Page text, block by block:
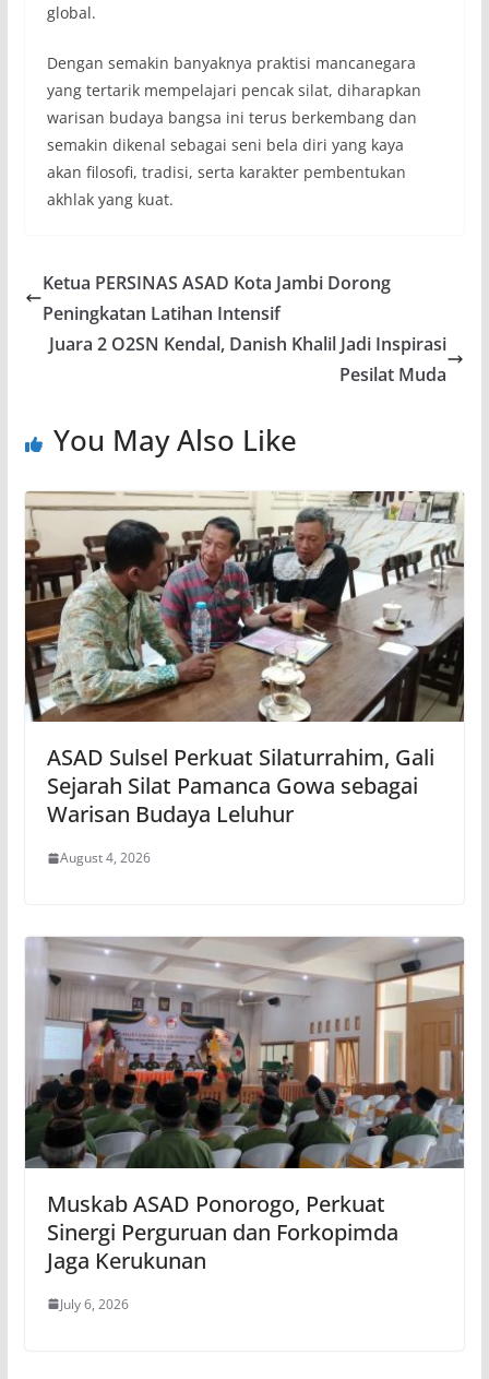
global.
Dengan semakin banyaknya praktisi mancanegara
yang tertarik mempelajari pencak silat, diharapkan
warisan budaya bangsa ini terus berkembang dan
semakin dikenal sebagai seni bela diri yang kaya
akan filosofi, tradisi, serta karakter pembentukan
akhlak yang kuat.
Ketua PERSINAS ASAD Kota Jambi Dorong
Peningkatan Latihan Intensif
Juara 2 O2SN Kendal, Danish Khalil Jadi Inspirasi
Pesilat Muda
You May Also Like
ASAD Sulsel Perkuat Silaturrahim, Gali
Sejarah Silat Pamanca Gowa sebagai
Warisan Budaya Leluhur
August 4, 2026
Muskab ASAD Ponorogo, Perkuat
Sinergi Perguruan dan Forkopimda
Jaga Kerukunan
July 6, 2026